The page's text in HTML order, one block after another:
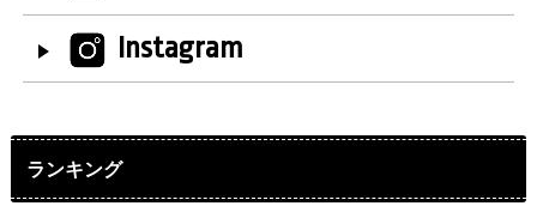
Instagram
ランキング